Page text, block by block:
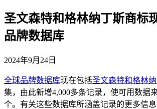
圣文森特和格林纳丁斯商标
品牌数据库
2024年9月24日
全球品牌数据库现在包括圣文森特和格林
集，由此新增4,000多条记录，使可用数据
个。有关这些数据库所涵盖记录的更多信